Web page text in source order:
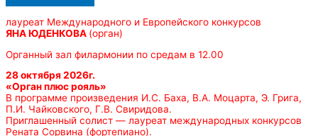
лауреат Международного и Европейского конкурсов
ЯНА ЮДЕНКОВА (орган)
Органный зал филармонии по средам в 12.00
28 октября 2026г.
«Орган плюс рояль»
В программе произведения И.С. Баха, В.А. Моцарта, Э. Грига,
П.И. Чайковского, Г.В. Свиридова.
Приглашенный солист — лауреат международных конкурсов
Рената Сорвина (фортепиано).